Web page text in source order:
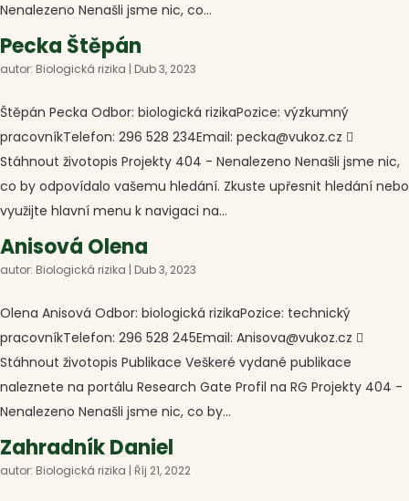
Nenalezeno Nenašli jsme nic, co...
Pecka Štěpán
autor: Biologická rizika | Dub 3, 2023
Štěpán Pecka Odbor: biologická rizikaPozice: výzkumný
pracovníkTelefon: 296 528 234Email: pecka@vukoz.cz 
Stáhnout životopis Projekty 404 - Nenalezeno Nenašli jsme nic,
co by odpovídalo vašemu hledání. Zkuste upřesnit hledání nebo
využijte hlavní menu k navigaci na...
Anisová Olena
autor: Biologická rizika | Dub 3, 2023
Olena Anisová Odbor: biologická rizikaPozice: technický
pracovníkTelefon: 296 528 245Email: Anisova@vukoz.cz 
Stáhnout životopis Publikace Veškeré vydané publikace
naleznete na portálu Research Gate Profil na RG Projekty 404 -
Nenalezeno Nenašli jsme nic, co by...
Zahradník Daniel
autor: Biologická rizika | Říj 21, 2022